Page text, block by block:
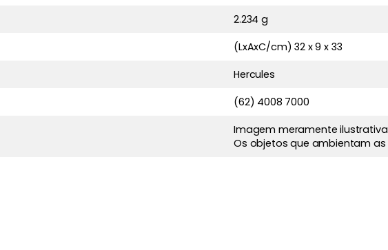
2.234 g
(LxAxC/cm) 32 x 9 x 33
Hercules
(62) 4008 7000
Imagem meramente
Os objetos que ambientam